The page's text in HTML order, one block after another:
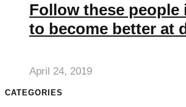
Follow these people
to become better at
April 24, 2019
CATEGORIES